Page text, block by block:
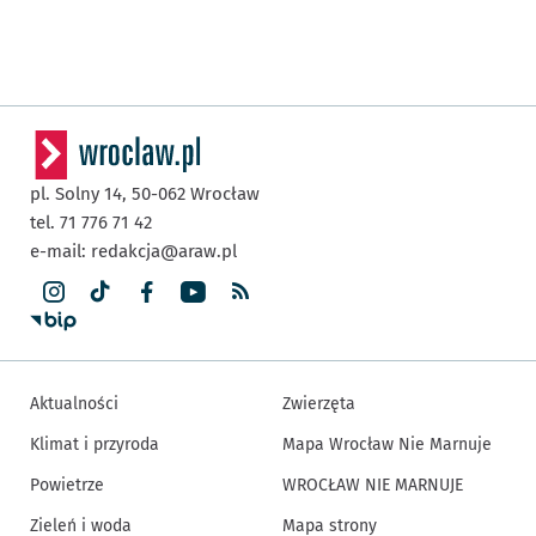
pl. Solny 14, 50-062 Wrocław
tel. 71 776 71 42
e-mail: redakcja@araw.pl
Aktualności
Klimat i przyroda
Powietrze
Zieleń i woda
Zwierzęta
Mapa Wrocław Nie Marnuje
WROCŁAW NIE MARNUJE
Mapa strony